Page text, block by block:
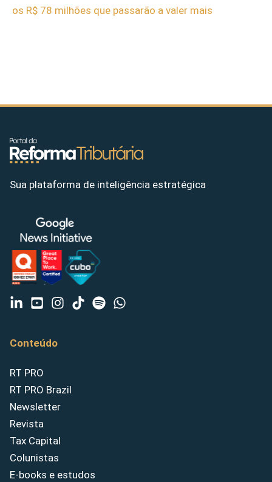
os R$ 78 milhões que passarão a valer mais
Sua plataforma de inteligência estratégica
Conteúdo
RT PRO
RT PRO Brazil
Newsletter
Revista
Tax Capital
Colunistas
E-books e estudos